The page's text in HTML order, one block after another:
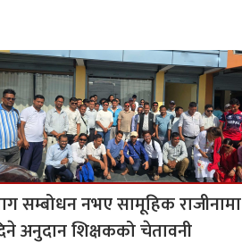
सम्बोधन नभए सामूहिक राजीनामा
अनुदान शिक्षकको चेतावनी